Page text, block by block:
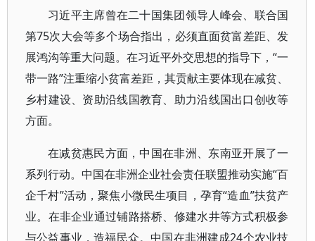
习近平主席曾在二十国集团领导人峰会、联合国
第75次大会等多个场合指出，必须直面贫富差距、发
展鸿沟等重大问题。在习近平外交思想的指导下，“一
带一路”注重缩小贫富差距，其贡献主要体现在减贫、
乡村建设、资助沿线国教育、助力沿线国出口创收等
方面。
在减贫惠民方面，中国在非洲、东南亚开展了一
系列行动。中国在非洲企业社会责任联盟推动实施“百
企千村”活动，聚焦小微民生项目，孕育“造血”扶贫产
业。在非企业通过铺路搭桥、修建水井等方式积极参
与公益事业，造福民众。中国在非洲建成24个农业技